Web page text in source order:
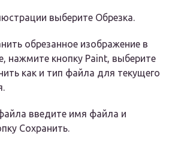
выберите Обрезка.
обрезанное изображение в
нажмите кнопку Paint, выберите
как и тип файла для текущего
введите имя файла и
Сохранить.